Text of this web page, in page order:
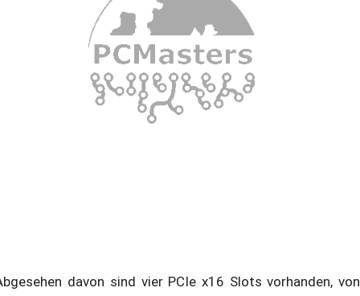
davon sind vier PCIe x16 Slots vorhanden, von